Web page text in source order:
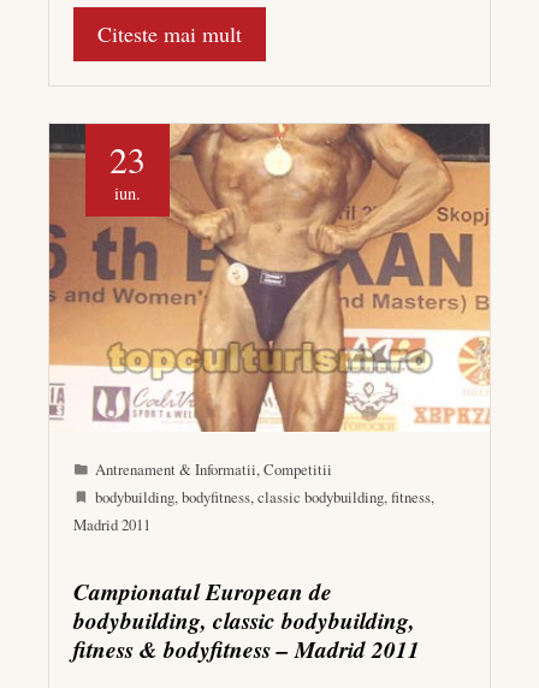
Citeste mai mult
23
iun.
Antrenament & Informatii,Competitii
bodybuilding,bodyfitness,classic bodybuilding,fitness,
Madrid 2011
Campionatul European de
bodybuilding, classic bodybuilding,
fitness & bodyfitness – Madrid 2011